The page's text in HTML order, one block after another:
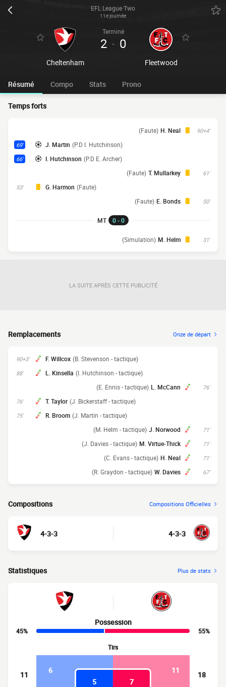
EFL League Two
11e journée
Cheltenham
Terminé
2 - 0
Fleetwood
Résumé Compo Stats Prono
Temps forts
90+4'
H. Neal
(Faute)
69' J. Martin (P.D I. Hutchinson)
66' I. Hutchinson (P.D E. Archer)
61'
T. Mullarkey
(Faute)
53' G. Harmon (Faute)
50'
E. Bonds
(Faute)
MT 0 - 0
31'
M. Helm
(Simulation)
LA SUITE APRÈS CETTE PUBLICITÉ
Remplacements Onze de départ
90+3' F. Willcox (B. Stevenson - tactique)
88' L. Kinsella (I. Hutchinson - tactique)
76'
L. McCann
(E. Ennis - tactique)
76' T. Taylor (J. Bickerstaff - tactique)
75' R. Broom (J. Martin - tactique)
71'
J. Norwood
(M. Helm - tactique)
71'
M. Virtue-Thick
(J. Davies - tactique)
71'
H. Neal
(C. Evans - tactique)
67'
W. Davies
(R. Graydon - tactique)
Compositions Compositions Officielles
4-3-3 4-3-3
Statistiques Plus de stats
Possession
45%
55%
Tirs
11 6
11
5
7
18